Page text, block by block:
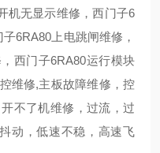
机无显示维修，西门子6
6RA80上电跳闸维修，
西门子6RA80运行模块
维修,主板故障维修，控
不了机维修，过流，过
动，低速不稳，高速飞